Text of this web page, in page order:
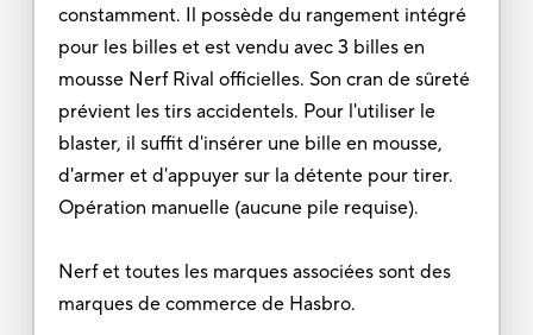
constamment. Il possède du rangement intégré
pour les billes et est vendu avec 3 billes en
mousse Nerf Rival officielles. Son cran de sûreté
prévient les tirs accidentels. Pour l'utiliser le
blaster, il suffit d'insérer une bille en mousse,
d'armer et d'appuyer sur la détente pour tirer.
Opération manuelle (aucune pile requise).
Nerf et toutes les marques associées sont des
marques de commerce de Hasbro.